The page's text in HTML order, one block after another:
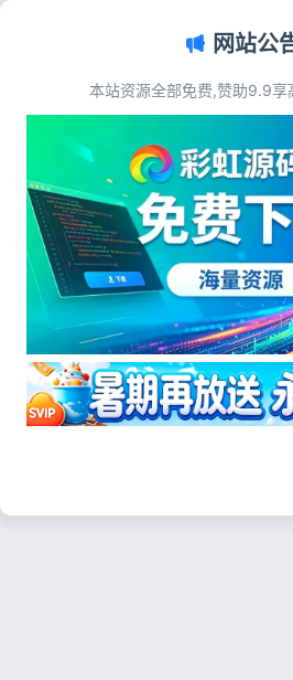
文章目录
源码简介
源码展示
源码下载
网站公
本站资源全部免费,赞助9.9享